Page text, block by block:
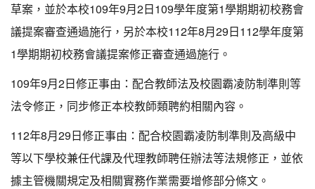
草案，並於本校109年9月2日109學年度第1學期期初校務會
議提案審查通過施行，另於本校112年8月29日112學年度第
1學期期初校務會議提案修正審查通過施行。
109年9月2日修正事由：配合教師法及校園霸凌防制準則等
法令修正，同步修正本校教師類聘約相關內容。
112年8月29日修正事由：配合校園霸凌防制準則及高級中
等以下學校兼任代課及代理教師聘任辦法等法規修正，並依
據主管機關規定及相關實務作業需要增修部分條文。